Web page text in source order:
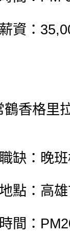
資：
鶴香格里
缺：晚
點：高
時間：